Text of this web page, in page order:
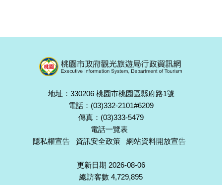
地址：330206 桃園市桃園區縣府路1號
電話：(03)332-2101#6209
傳真：(03)333-5479
電話一覽表
隱私權宣告
資訊安全政策 網站資料開放宣告
更新日期 2026-08-06
總訪客數 4,729,895